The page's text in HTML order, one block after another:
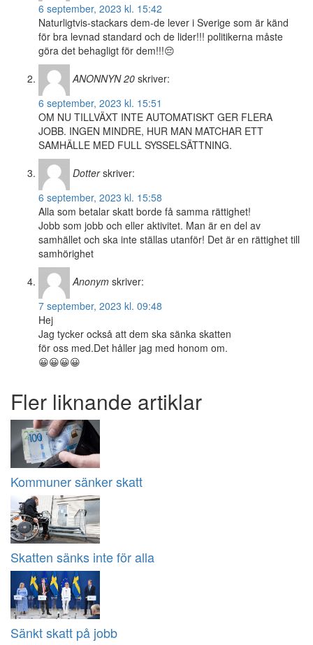
6 september, 2023 kl. 15:42
Naturligtvis-stackars dem-de lever i Sverige som är känd
för bra levnad standard och de lider!!! politikerna måste
göra det behagligt för dem!!!😔
ANONNYN 20 skriver:
6 september, 2023 kl. 15:51
OM NU TILLVÄXT INTE AUTOMATISKT GER FLERA
JOBB. INGEN MINDRE, HUR MAN MATCHAR ETT
SAMHÄLLE MED FULL SYSSELSÄTTNING.
Dotter skriver:
6 september, 2023 kl. 15:58
Alla som betalar skatt borde få samma rättighet!
Jobb som jobb och eller aktivitet. Man är en del av
samhället och ska inte ställas utanför! Det är en rättighet till
samhörighet
Anonym skriver:
7 september, 2023 kl. 09:48
Hej
Jag tycker också att dem ska sänka skatten
för oss med.Det håller jag med honom om.
😀😀😀😀
Fler liknande artiklar
Kommuner sänker skatt
Skatten sänks inte för alla
Sänkt skatt på jobb